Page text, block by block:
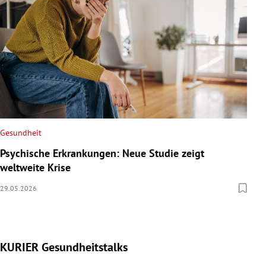
Gesundheit
Psychische Erkrankungen: Neue Studie zeigt
weltweite Krise
29.05.2026
KURIER Gesundheitstalks
Slide 1 von 7